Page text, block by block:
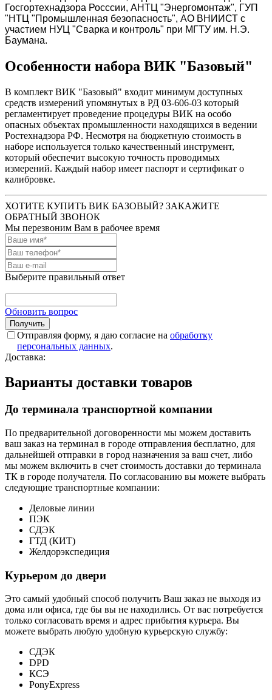
Госгортехнадзора Росссии, АНТЦ "Энергомонтаж", ГУП
"НТЦ "Промышленная безопасность", АО ВНИИСТ с
участием НУЦ "Сварка и контроль" при МГТУ им. Н.Э.
Баумана.
Особенности набора ВИК "Базовый"
В комплект ВИК "Базовый" входит минимум доступных
средств измерений упомянутых в РД 03-606-03 который
регламентирует проведение процедуры ВИК на особо
опасных объектах промышленности находящихся в ведении
Ростехнадзора РФ. Несмотря на бюджетную стоимость в
наборе используется только качественный инструмент,
который обеспечит высокую точность проводимых
измерений. Каждый набор имеет паспорт и сертификат о
калибровке.
ХОТИТЕ КУПИТЬ ВИК БАЗОВЫЙ? ЗАКАЖИТЕ
ОБРАТНЫЙ ЗВОНОК
Мы перезвоним Вам в рабочее время
Выберите правильный ответ
Обновить вопрос
Отправляя форму, я даю согласие на обработку
персональных данных.
Доставка:
Варианты доставки товаров
До терминала транспортной компании
По предварительной договоренности мы можем доставить
ваш заказ на терминал в городе отправления бесплатно, для
дальнейшей отправки в город назначения за ваш счет, либо
мы можем включить в счет стоимость доставки до терминала
ТК в городе получателя. По согласованию вы можете выбрать
следующие транспортные компании:
Деловые линии
ПЭК
СДЭК
ГТД (КИТ)
Желдорэкспедиция
Курьером до двери
Это самый удобный способ получить Ваш заказ не выходя из
дома или офиса, где бы вы не находились. От вас потребуется
только согласовать время и адрес прибытия курьера. Вы
можете выбрать любую удобную курьерскую службу:
СДЭК
DPD
КСЭ
PonyExpress